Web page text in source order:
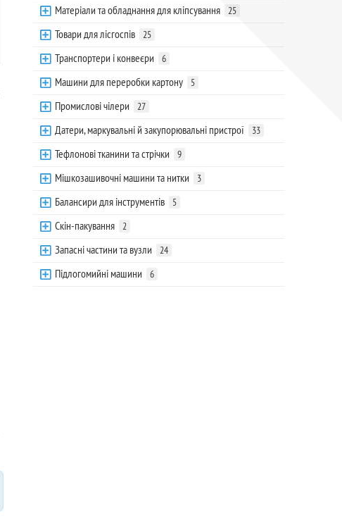
Матеріали та обладнання для кліпсування 25
Товари для лісгоспів 25
Транспортери і конвеєри 6
Машини для переробки картону 5
Промислові чілери 27
Датери, маркувальні й закупорювальні пристрої 33
Тефлонові тканини та стрічки 9
Мішкозашивочні машини та нитки 3
Балансири для інструментів 5
Скін-пакування 2
Запасні частини та вузли 24
Підлогомийні машини 6